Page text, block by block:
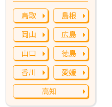
鳥取
島根
岡山
広島
山口
徳島
香川
愛媛
高知